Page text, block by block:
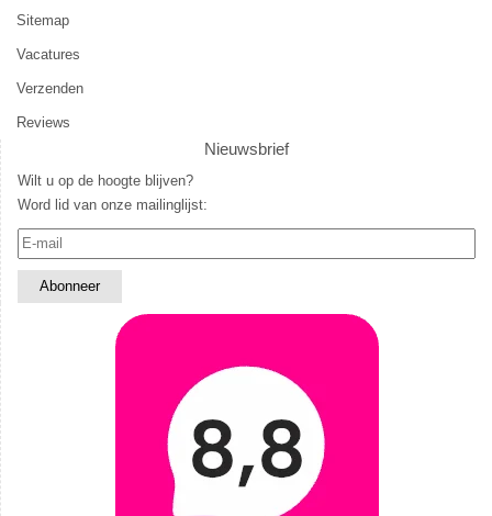
Sitemap
Vacatures
Verzenden
Reviews
Nieuwsbrief
Wilt u op de hoogte blijven?
Word lid van onze mailinglijst: